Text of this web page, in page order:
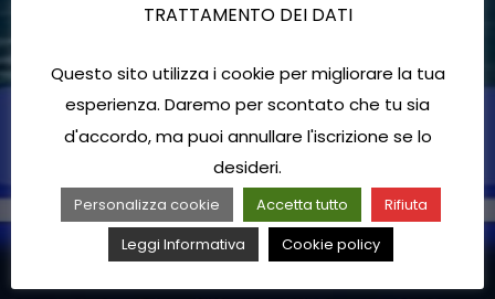
TRATTAMENTO DEI DATI
Questo sito utilizza i cookie per migliorare la tua
esperienza. Daremo per scontato che tu sia
d'accordo, ma puoi annullare l'iscrizione se lo
desideri.
Personalizza cookie Accetta tutto
Rifiuta
Leggi Informativa
Cookie policy